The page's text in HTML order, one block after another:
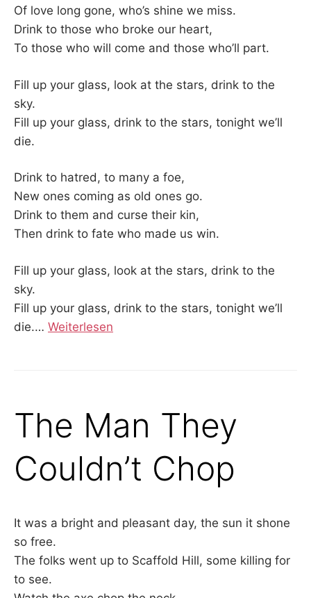
Of love long gone, who’s shine we miss.
Drink to those who broke our heart,
To those who will come and those who’ll part.
Fill up your glass, look at the stars, drink to the
sky.
Fill up your glass, drink to the stars, tonight we’ll
die.
Drink to hatred, to many a foe,
New ones coming as old ones go.
Drink to them and curse their kin,
Then drink to fate who made us win.
Fill up your glass, look at the stars, drink to the
sky.
Fill up your glass, drink to the stars, tonight we’ll
die.… Weiterlesen
The Man They
Couldn’t Chop
It was a bright and pleasant day, the sun it shone
so free.
The folks went up to Scaffold Hill, some killing for
to see.